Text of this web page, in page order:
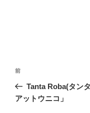
投
ナ
前
の
投
前
Tanta Roba(タン
アットウニコ」